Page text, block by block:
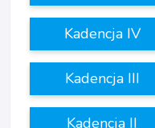
Kadencja IV
Kadencja III
Kadencja II